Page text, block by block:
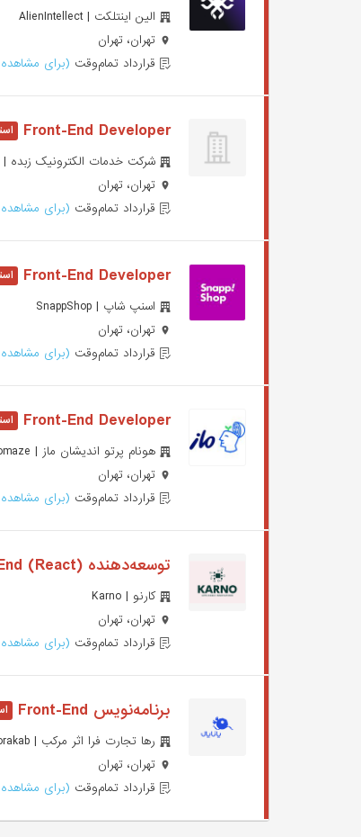
الین اینتلکت | AlienIntellect
تهران، تهران
قرارداد تمام‌وقت (برای
Front-End Developer
شرکت خدمات الکترونیک زبده | Zobdeh
تهران، تهران
قرارداد تمام‌وقت (برای
Front-End Developer
اسنپ شاپ | SnappShop
تهران، تهران
قرارداد تمام‌وقت (برای
Front-End Developer
هونام پرتو اندیشان ماز | Biomaze
تهران، تهران
قرارداد تمام‌وقت (برای
توسعه‌دهنده (Front-End (React
کارنو | Karno
تهران، تهران
قرارداد تمام‌وقت (برای
برنامه‌نویس Front-End
رها تجارت فرا اثر مرکب | Raha Tejarat Fara Asar Morakab
تهران، تهران
قرارداد تمام‌وقت (برای